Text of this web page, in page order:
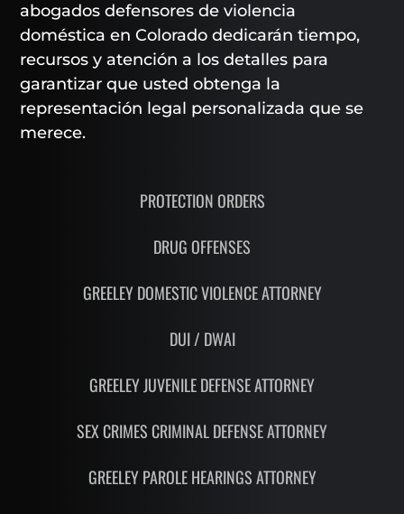
abogados defensores de violencia
doméstica en Colorado dedicarán tiempo,
recursos y atención a los detalles para
garantizar que usted obtenga la
representación legal personalizada que se
merece.
PROTECTION ORDERS
DRUG OFFENSES
GREELEY DOMESTIC VIOLENCE ATTORNEY
DUI / DWAI
GREELEY JUVENILE DEFENSE ATTORNEY
SEX CRIMES CRIMINAL DEFENSE ATTORNEY
GREELEY PAROLE HEARINGS ATTORNEY